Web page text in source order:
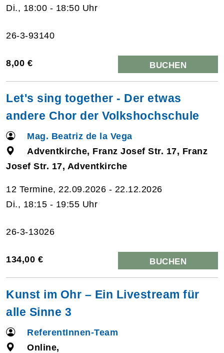
Di., 18:00 - 18:50 Uhr
26-3-93140
8,00 € BUCHEN
Let's sing together - Der etwas
andere Chor der Volkshochschule
Mag. Beatriz de la Vega
Adventkirche, Franz Josef Str. 17, Franz
Josef Str. 17, Adventkirche
12 Termine, 22.09.2026 - 22.12.2026
Di., 18:15 - 19:55 Uhr
26-3-13026
134,00 € BUCHEN
Kunst im Ohr – Ein Livestream für
alle Sinne 3
ReferentInnen-Team
Online,